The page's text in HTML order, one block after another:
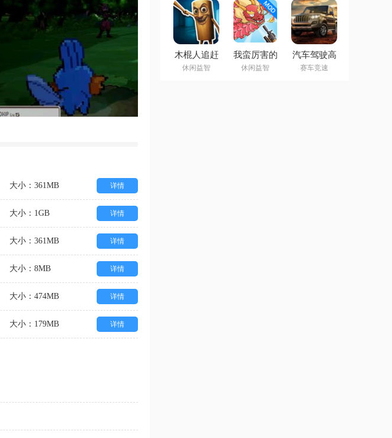
大小：361MB 详情
大小：1GB 详情
大小：361MB 详情
大小：8MB 详情
大小：474MB 详情
大小：179MB 详情
木棍人追赶
游戏
休闲益智
我蛮厉害的
免广告版
休闲益智
汽车驾驶高
速公路模拟
器游戏
赛车竞速